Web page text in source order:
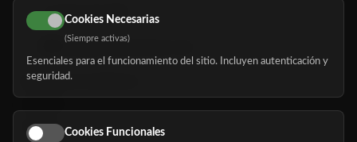
616 113 103
hola@mundomayor.com
Buscador de residencias
Eventos
Cookies Necesarias
(Siempre activas)
Esenciales para el funcionamiento del sitio. Incluyen autenticación y
seguridad.
Cookies Funcionales